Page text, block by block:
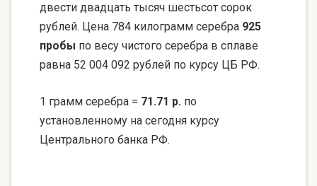
двести двадцать тысяч шестьсот сорок
рублей. Цена 784 килограмм серебра 925
пробы по весу чистого серебра в сплаве
равна 52 004 092 рублей по курсу ЦБ РФ.
1 грамм серебра = 71.71 р. по
установленному на сегодня курсу
Центрального банка РФ.